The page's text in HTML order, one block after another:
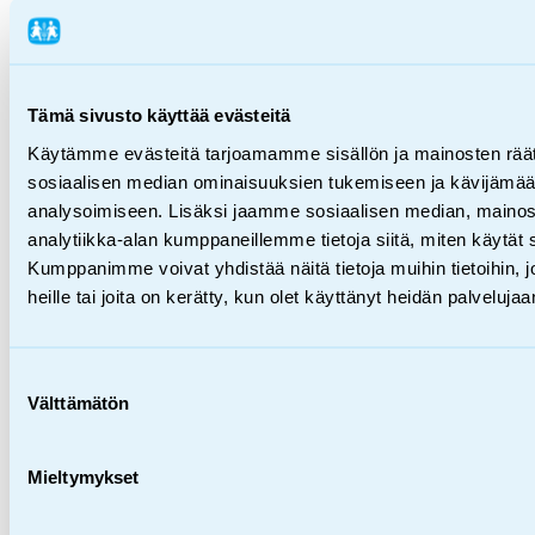
Tämä sivusto käyttää evästeitä
Käytämme evästeitä tarjoamamme sisällön ja mainosten
sosiaalisen median ominaisuuksien tukemiseen ja
analysoimiseen. Lisäksi jaamme sosiaalisen median,
analytiikka-alan kumppaneillemme tietoja siitä, miten käytät
Kumppanimme voivat yhdistää näitä tietoja muihin tietoihin,
heille tai joita on kerätty, kun olet käyttänyt heidän
valinta
Välttämätön
Mieltymykset
Lahjoita
en
sv
Hae SOS-Lapsikylän sivustolta
Mitä
Mei­dän LOS -han­ke